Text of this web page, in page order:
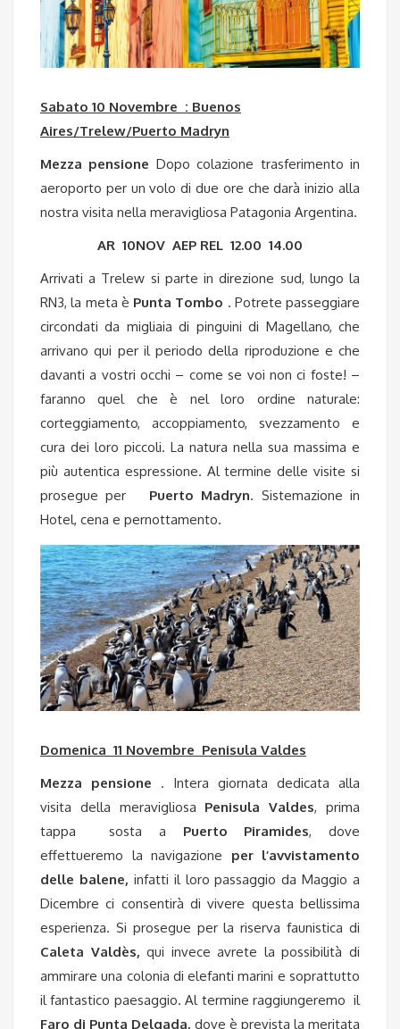
Sabato 10 Novembre : Buenos
Aires/Trelew/Puerto Madryn
Mezza pensione Dopo colazione trasferimento in
aeroporto per un volo di due ore che darà inizio alla
nostra visita nella meravigliosa Patagonia Argentina.
AR 10NOV AEP REL 12.00 14.00
Arrivati a Trelew si parte in direzione sud, lungo la
RN3, la meta è Punta Tombo . Potrete passeggiare
circondati da migliaia di pinguini di Magellano, che
arrivano qui per il periodo della riproduzione e che
davanti a vostri occhi – come se voi non ci foste! –
faranno quel che è nel loro ordine naturale:
corteggiamento, accoppiamento, svezzamento e
cura dei loro piccoli. La natura nella sua massima e
più autentica espressione. Al termine delle visite si
prosegue per Puerto Madryn. Sistemazione in
Hotel, cena e pernottamento.
Domenica 11 Novembre Penisula Valdes
Mezza pensione . Intera giornata dedicata alla
visita della meravigliosa Penisula Valdes, prima
tappa sosta a Puerto Piramides, dove
effettueremo la navigazione per l’avvistamento
delle balene, infatti il loro passaggio da Maggio a
Dicembre ci consentirà di vivere questa bellissima
esperienza. Si prosegue per la riserva faunistica di
Caleta Valdès, qui invece avrete la possibilità di
ammirare una colonia di elefanti marini e soprattutto
il fantastico paesaggio. Al termine raggiungeremo il
Faro di Punta Delgada, dove è prevista la meritata